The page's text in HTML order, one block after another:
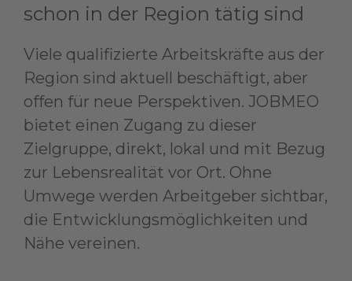
schon in der Region tätig sind
Viele qualifizierte Arbeitskräfte aus der
Region sind aktuell beschäftigt, aber
offen für neue Perspektiven. JOBMEO
bietet einen Zugang zu dieser
Zielgruppe, direkt, lokal und mit Bezug
zur Lebensrealität vor Ort. Ohne
Umwege werden Arbeitgeber sichtbar,
die Entwicklungsmöglichkeiten und
Nähe vereinen.